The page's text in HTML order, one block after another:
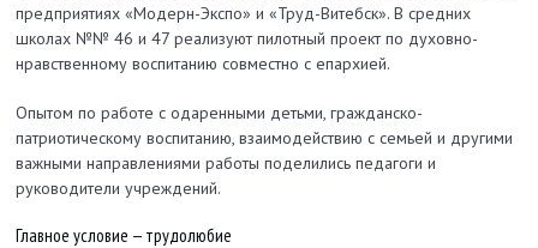
предприятиях «Модерн-Экспо» и «Труд-Витебск». В средних
школах №№ 46 и 47 реализуют пилотный проект по духовно-
нравственному воспитанию совместно с епархией.
Опытом по работе с одаренными детьми, гражданско-
патриотическому воспитанию, взаимодействию с семьей и другими
важными направлениями работы поделились педагоги и
руководители учреждений.
Главное условие — трудолюбие